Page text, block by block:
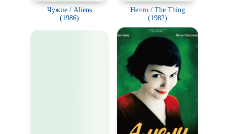
Чужие / Aliens
(1986)
Нечто / The Thing
(1982)